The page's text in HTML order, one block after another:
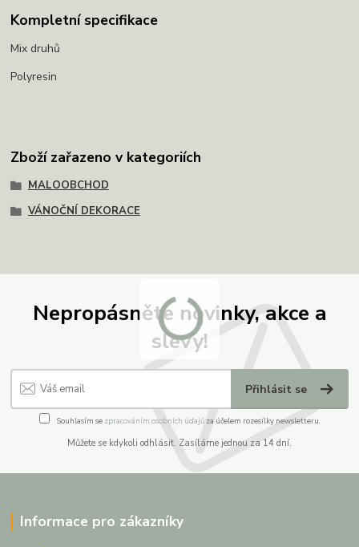
Kompletní specifikace
Mix druhů
Polyresin
Zboží zařazeno v kategoriích
MALOOBCHOD
VÁNOČNÍ DEKORACE
Nepropásněte novinky, akce a
slevy!
Přihlásit se
Souhlasím se zpracováním osobních údajůza účelem rozesílky newsletteru.
Můžete se kdykoli odhlásit. Zasíláme jednou za 14 dní.
Informace pro zákazníky